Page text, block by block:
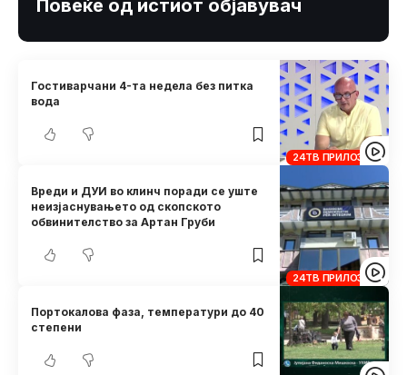
Повеќе од истиот објавувач
24ТВ ПРИЛОЗИ
Гостиварчани 4-та недела без питка
вода
24ТВ ПРИЛОЗИ
Вреди и ДУИ во клинч поради се уште
неизјаснувањето од скопското
обвинителство за Артан Груби
Портокалова фаза, температури до 40
степени